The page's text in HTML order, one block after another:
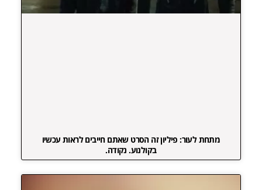
מתחת לעור: פיליון זה הסרט שאתם חייבים לראות עכשיו
בקולנוע. נקודה.